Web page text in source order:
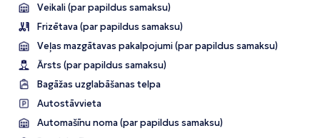
Veikali (par papildus samaksu)
Frizētava (par papildus samaksu)
Veļas mazgātavas pakalpojumi (par papildus samaksu)
Ārsts (par papildus samaksu)
Bagāžas uzglabāšanas telpa
Autostāvvieta
Automašīnu noma (par papildus samaksu)